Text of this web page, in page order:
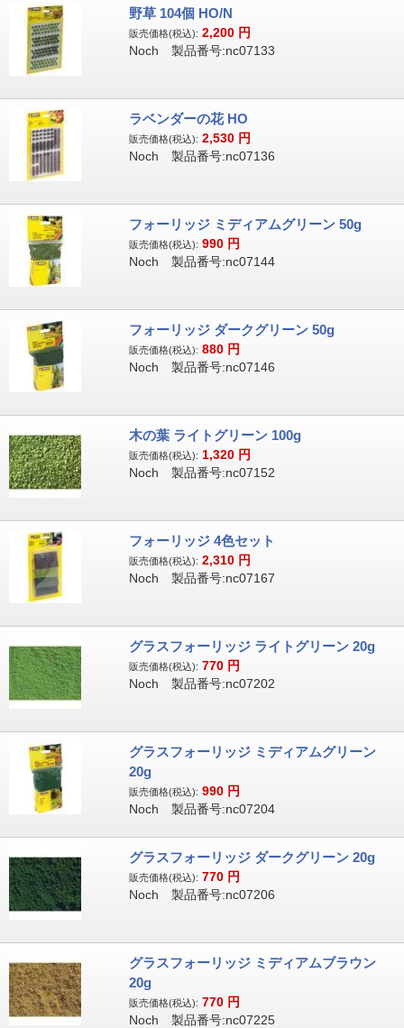
野草 104個 HO/N
販売価格(税込): 2,200 円
Noch 製品番号:nc07133
ラベンダーの花 HO
販売価格(税込): 2,530 円
Noch 製品番号:nc07136
フォーリッジ ミディアムグリーン 50g
販売価格(税込): 990 円
Noch 製品番号:nc07144
フォーリッジ ダークグリーン 50g
販売価格(税込): 880 円
Noch 製品番号:nc07146
木の葉 ライトグリーン 100g
販売価格(税込): 1,320 円
Noch 製品番号:nc07152
フォーリッジ 4色セット
販売価格(税込): 2,310 円
Noch 製品番号:nc07167
グラスフォーリッジ ライトグリーン 20g
販売価格(税込): 770 円
Noch 製品番号:nc07202
グラスフォーリッジ ミディアムグリーン
20g
販売価格(税込): 990 円
Noch 製品番号:nc07204
グラスフォーリッジ ダークグリーン 20g
販売価格(税込): 770 円
Noch 製品番号:nc07206
グラスフォーリッジ ミディアムブラウン
20g
販売価格(税込): 770 円
Noch 製品番号:nc07225